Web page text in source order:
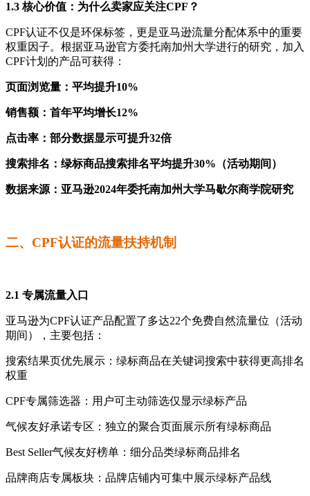
1.3 核心价值：为什么卖家应关注CPF？
CPF认证不仅是环保标签，更是亚马逊流量分配体系中的重要
权重因子。根据亚马逊官方委托南加州大学进行的研究，加入
CPF计划的产品可获得：
页面浏览量：平均提升10%
销售额：首年平均增长12%
点击率：部分数据显示可提升32倍
搜索排名：绿标商品搜索排名平均提升30%（活动期间）
数据来源：亚马逊2024年委托南加州大学马歇尔商学院研究
二、CPF认证的流量扶持机制
2.1 专属流量入口
亚马逊为CPF认证产品配置了多达22个免费自然流量位（活动
期间），主要包括：
搜索结果页优先展示：绿标商品在关键词搜索中获得更高排名
权重
CPF专属筛选器：用户可主动筛选仅显示绿标产品
气候友好承诺专区：独立的聚合页面展示所有绿标商品
Best Seller气候友好榜单：细分品类绿标商品排名
品牌商店专属板块：品牌店铺内可集中展示绿标产品线